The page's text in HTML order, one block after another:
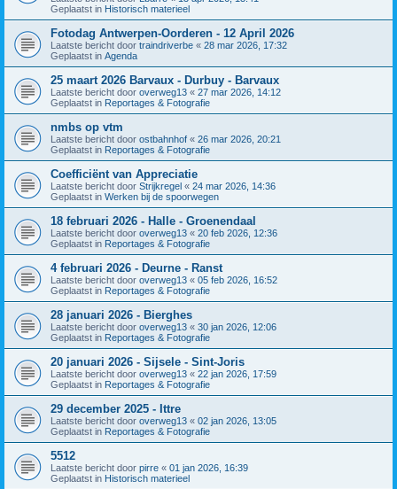
Geplaatst in Historisch materieel
Fotodag Antwerpen-Oorderen - 12 April 2026
Laatste bericht door traindriverbe « 28 mar 2026, 17:32
Geplaatst in Agenda
25 maart 2026 Barvaux - Durbuy - Barvaux
Laatste bericht door overweg13 « 27 mar 2026, 14:12
Geplaatst in Reportages & Fotografie
nmbs op vtm
Laatste bericht door ostbahnhof « 26 mar 2026, 20:21
Geplaatst in Reportages & Fotografie
Coefficiënt van Appreciatie
Laatste bericht door Strijkregel « 24 mar 2026, 14:36
Geplaatst in Werken bij de spoorwegen
18 februari 2026 - Halle - Groenendaal
Laatste bericht door overweg13 « 20 feb 2026, 12:36
Geplaatst in Reportages & Fotografie
4 februari 2026 - Deurne - Ranst
Laatste bericht door overweg13 « 05 feb 2026, 16:52
Geplaatst in Reportages & Fotografie
28 januari 2026 - Bierghes
Laatste bericht door overweg13 « 30 jan 2026, 12:06
Geplaatst in Reportages & Fotografie
20 januari 2026 - Sijsele - Sint-Joris
Laatste bericht door overweg13 « 22 jan 2026, 17:59
Geplaatst in Reportages & Fotografie
29 december 2025 - Ittre
Laatste bericht door overweg13 « 02 jan 2026, 13:05
Geplaatst in Reportages & Fotografie
5512
Laatste bericht door pirre « 01 jan 2026, 16:39
Geplaatst in Historisch materieel